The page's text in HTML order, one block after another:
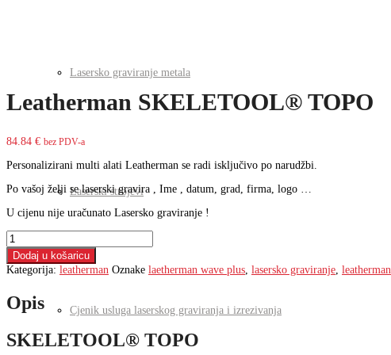
Lasersko graviranje metala
Laserski strojevi
Cjenik usluga laserskog graviranja i izrezivanja
Leatherman SKELETOOL® TOPO
84.84 € bez PDV-a
Personalizirani multi alati Leatherman se radi isključivo po narudžbi.
Po vašoj želji se laserski gravira , Ime , datum, grad, firma, logo …
U cijenu nije uračunato Lasersko graviranje !
Leatherman
SKELETOOL®
TOPO
količina
Dodaj u košaricu
Kategorija: leatherman Oznake laetherman wave plus lasersko graviranje leatherman
Opis
SKELETOOL® TOPO